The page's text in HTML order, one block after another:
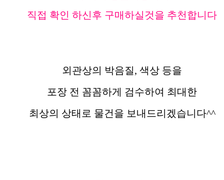
직접 확인 하신후 구매하실것을 추천합니다
외관상의 박음질, 색상 등을
포장 전 꼼꼼하게 검수하여 최대한
최상의 상태로 물건을 보내드리겠습니다^^